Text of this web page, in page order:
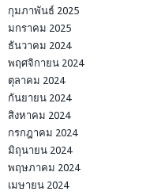
กุมภาพันธ์ 2025
มกราคม 2025
ธันวาคม 2024
พฤศจิกายน 2024
ตุลาคม 2024
กันยายน 2024
สิงหาคม 2024
กรกฎาคม 2024
มิถุนายน 2024
พฤษภาคม 2024
เมษายน 2024